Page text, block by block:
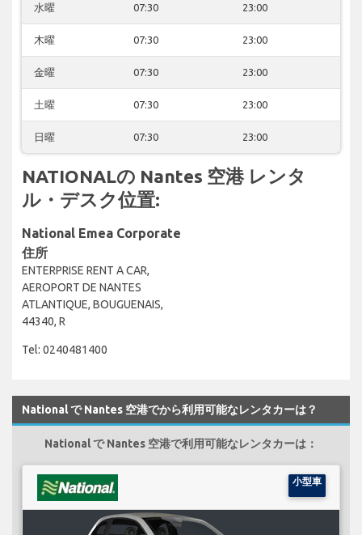
水曜 07:30 23:00
木曜 07:30 23:00
金曜 07:30 23:00
土曜 07:30 23:00
日曜 07:30 23:00
NATIONALの Nantes 空港 レンタ
ル・デスク位置:
National Emea Corporate
住所
ENTERPRISE RENT A CAR,
AEROPORT DE NANTES
ATLANTIQUE, BOUGUENAIS,
44340, R
Tel: 0240481400
National で Nantes 空港でから利用可能なレンタカーは？
National で Nantes 空港で利用可能なレンタカーは：
小型車